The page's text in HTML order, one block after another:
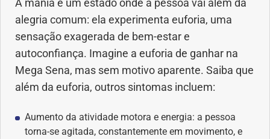
Doenças infecciosas
Doenças Respiratórias
Drogas
Emagrecimento
A mania é um estado onde a pessoa vai além da
alegria comum: ela experimenta euforia, uma
sensação exagerada de bem-estar e
autoconfiança. Imagine a euforia de ganhar na
Mega Sena, mas sem motivo aparente. Saiba que
além da euforia, outros sintomas incluem:
Aumento da atividade motora e energia: a pessoa
torna-se agitada, constantemente em movimento, e